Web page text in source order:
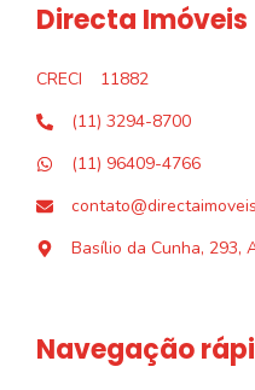
Directa Imóveis
CRECI
11882
(11) 3294-8700
(11) 96409-4766
Basílio da Cunha, 293,
Navegação